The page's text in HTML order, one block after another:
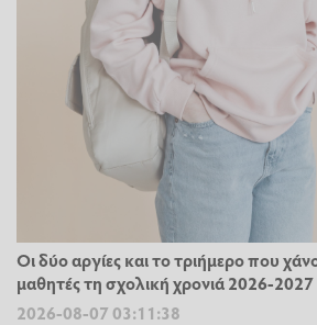
Οι δύο αργίες και το τριήμερο που
μαθητές τη σχολική χρονιά 2026-2027
2026-08-07 03:11:38